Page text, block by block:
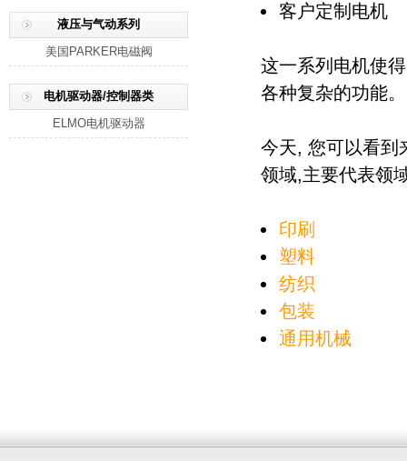
液压与气动系列
美国PARKER电磁阀
电机驱动器/控制器类
ELMO电机驱动器
客户定制电机
这一系列电机使
各种复杂的功能。
今天, 您可以看到
领域,主要代表领
印刷
塑料
纺织
包装
通用机械